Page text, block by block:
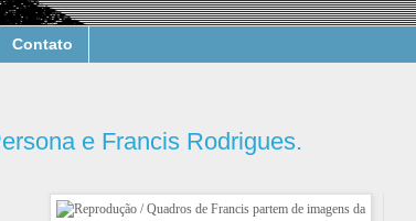
Contato
e Francis Rodrigues.